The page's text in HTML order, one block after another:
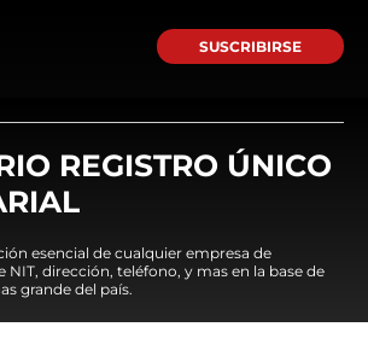
SUSCRIBIRSE
REGISTRO ÚNICO
esencial de cualquier empresa de
dirección, teléfono, y mas en la base de
grande del país.